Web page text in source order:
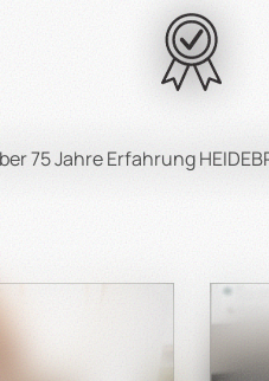
Dienstleistungen
75 Jahre Erfahrung